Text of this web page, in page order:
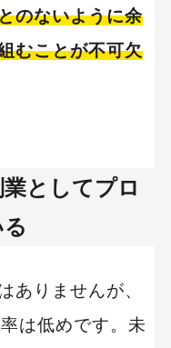
のないように余
むことが不可欠
としてプロ
ありませんが、
は低めです。未